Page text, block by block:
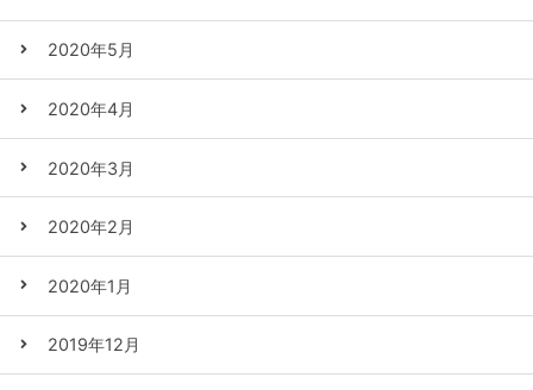
2020年5月
2020年4月
2020年3月
2020年2月
2020年1月
2019年12月